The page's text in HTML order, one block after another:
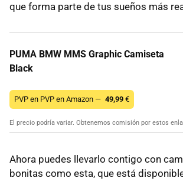
que forma parte de tus sueños más
PUMA BMW MMS Graphic Camiseta
Black
PVP en PVP en Amazon — 49,99 €
El precio podría variar. Obtenemos comisión por estos
Ahora puedes llevarlo contigo con
bonitas como esta, que está